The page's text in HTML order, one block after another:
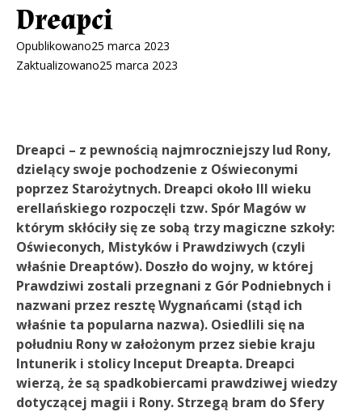
Dreapci
Opublikowano25 marca 2023
Zaktualizowano25 marca 2023
Dreapci – z pewnością najmroczniejszy lud Rony,
dzielący swoje pochodzenie z Oświeconymi
poprzez Starożytnych. Dreapci około III wieku
erellańskiego rozpoczęli tzw. Spór Magów w
którym skłóciły się ze sobą trzy magiczne szkoły:
Oświeconych, Mistyków i Prawdziwych (czyli
właśnie Dreaptów). Doszło do wojny, w której
Prawdziwi zostali przegnani z Gór Podniebnych i
nazwani przez resztę Wygnańcami (stąd ich
właśnie ta popularna nazwa). Osiedlili się na
południu Rony w założonym przez siebie kraju
Intunerik i stolicy Inceput Dreapta. Dreapci
wierzą, że są spadkobiercami prawdziwej wiedzy
dotyczącej magii i Rony. Strzegą bram do Sfery